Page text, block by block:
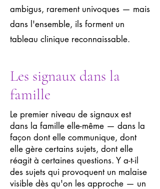
ambigus, rarement univoques — mais
dans l'ensemble, ils forment un
tableau clinique reconnaissable.
Les signaux dans la
famille
Le premier niveau de signaux est
dans la famille elle-même — dans la
façon dont elle communique, dont
elle gère certains sujets, dont elle
réagit à certaines questions. Y a-t-il
des sujets qui provoquent un malaise
visible dès qu'on les approche — un